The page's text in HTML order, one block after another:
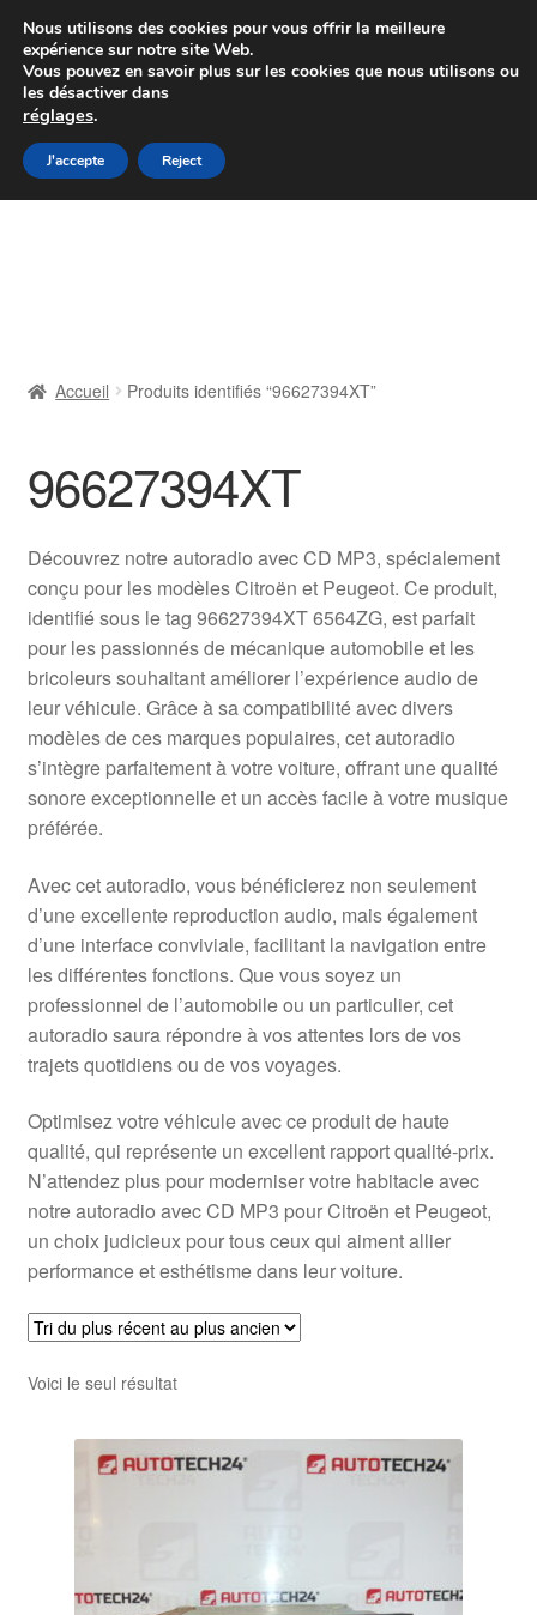
Colissimo livraison à partir de 7 EUR
Du lundi au vendredi de 9 h à 16 h
Aller
à
Aller
au
Livraison
Livraison internationale
Mon compte
Paiements
Panier
Plainte
Procédure de Réclamation
Termes et conditions
Accueil Produits identifiés “96627394XT”
96627394XT
Découvrez notre autoradio avec CD MP3, spécialement
conçu pour les modèles Citroën et Peugeot. Ce produit,
identifié sous le tag 96627394XT 6564ZG, est parfait
pour les passionnés de mécanique automobile et les
bricoleurs souhaitant améliorer l’expérience audio de
leur véhicule. Grâce à sa compatibilité avec divers
modèles de ces marques populaires, cet autoradio
s’intègre parfaitement à votre voiture, offrant une qualité
sonore exceptionnelle et un accès facile à votre musique
préférée.
Avec cet autoradio, vous bénéficierez non seulement
d’une excellente reproduction audio, mais également
d’une interface conviviale, facilitant la navigation entre
les différentes fonctions. Que vous soyez un
professionnel de l’automobile ou un particulier, cet
autoradio saura répondre à vos attentes lors de vos
trajets quotidiens ou de vos voyages.
Optimisez votre véhicule avec ce produit de haute
qualité, qui représente un excellent rapport qualité-prix.
N’attendez plus pour moderniser votre habitacle avec
notre autoradio avec CD MP3 pour Citroën et Peugeot,
un choix judicieux pour tous ceux qui aiment allier
performance et esthétisme dans leur voiture.
Voici le seul résultat
Nous utilisons des cookies pour vous offrir la meilleure
expérience sur notre site Web.
Vous pouvez en savoir plus sur les cookies que nous utilisons ou
les désactiver dans
réglages.
J'accepte Reject